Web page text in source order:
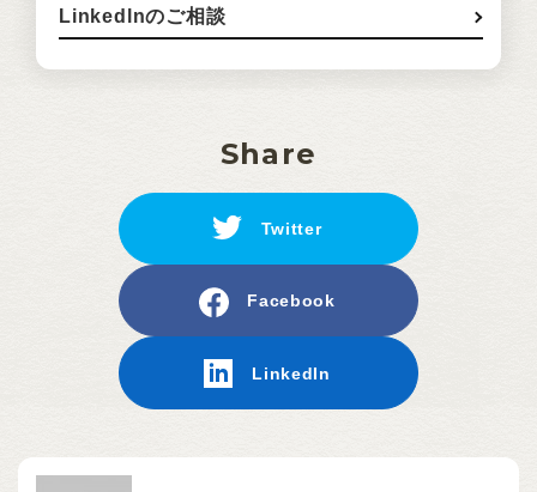
Linkedlnのご相談
Share
Twitter
Facebook
LinkedIn